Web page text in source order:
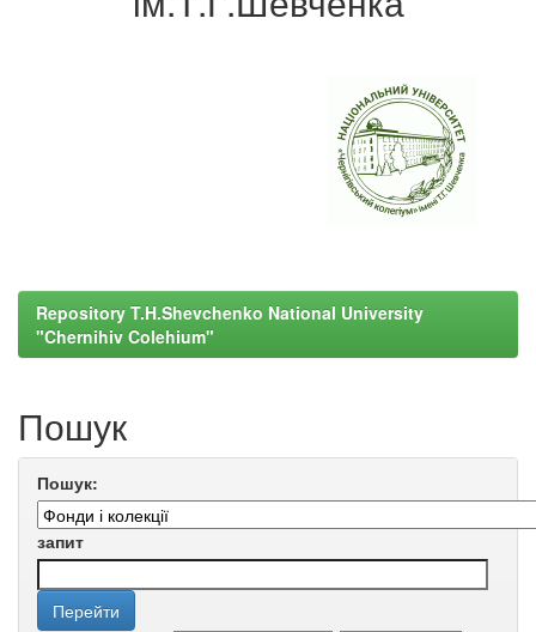
Repository T.H.Shevchenko National University
"Chernihiv Colehium"
Пошук
Пошук:
запит